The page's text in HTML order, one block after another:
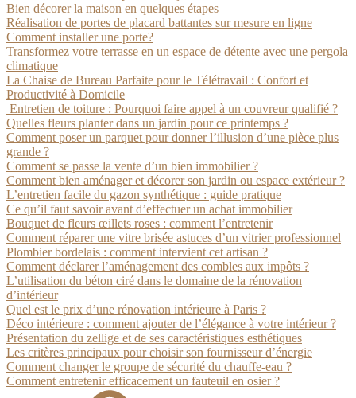
Bien décorer la maison en quelques étapes
Réalisation de portes de placard battantes sur mesure en ligne
Comment installer une porte?
Transformez votre terrasse en un espace de détente avec une pergola
climatique
La Chaise de Bureau Parfaite pour le Télétravail : Confort et
Productivité à Domicile
Entretien de toiture : Pourquoi faire appel à un couvreur qualifié ?
Quelles fleurs planter dans un jardin pour ce printemps ?
Comment poser un parquet pour donner l’illusion d’une pièce plus
grande ?
Comment se passe la vente d’un bien immobilier ?
Comment bien aménager et décorer son jardin ou espace extérieur ?
L’entretien facile du gazon synthétique : guide pratique
Ce qu’il faut savoir avant d’effectuer un achat immobilier
Bouquet de fleurs œillets roses : comment l’entretenir
Comment réparer une vitre brisée astuces d’un vitrier professionnel
Plombier bordelais : comment intervient cet artisan ?
Comment déclarer l’aménagement des combles aux impôts ?
L’utilisation du béton ciré dans le domaine de la rénovation
d’intérieur
Quel est le prix d’une rénovation intérieure à Paris ?
Déco intérieure : comment ajouter de l’élégance à votre intérieur ?
Présentation du zellige et de ses caractéristiques esthétiques
Les critères principaux pour choisir son fournisseur d’énergie
Comment changer le groupe de sécurité du chauffe-eau ?
Comment entretenir efficacement un fauteuil en osier ?